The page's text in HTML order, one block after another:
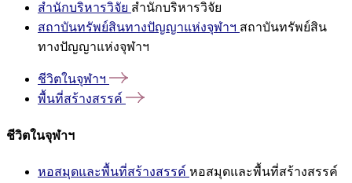
สำนักบริหารวิจัย สำนักบริหารวิจัย
สถาบันทรัพย์สินทางปัญญาแห่งจุฬาฯ สถาบันทรัพย์สิน
ทางปัญญาแห่งจุฬาฯ
ชีวิตในจุฬาฯ
พื้นที่สร้างสรรค์
ชีวิตในจุฬาฯ
หอสมุดและพื้นที่สร้างสรรค์ หอสมุดและพื้นที่สร้างสรรค์